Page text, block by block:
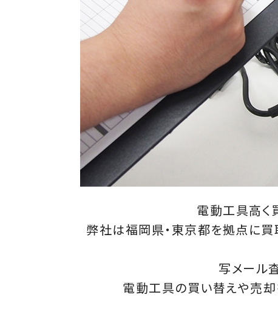
電動工具高く
弊社は福岡県・東京都を拠点に
写メール
電動工具の買い替えや売却